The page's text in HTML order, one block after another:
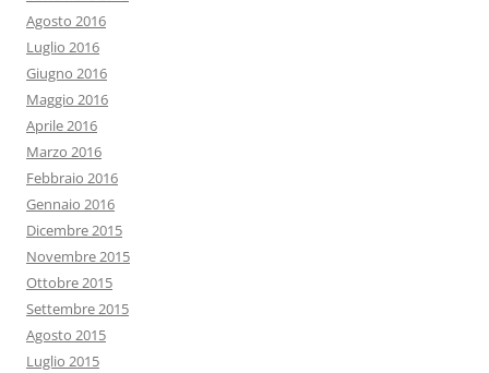
Agosto 2016
Luglio 2016
Giugno 2016
Maggio 2016
Aprile 2016
Marzo 2016
Febbraio 2016
Gennaio 2016
Dicembre 2015
Novembre 2015
Ottobre 2015
Settembre 2015
Agosto 2015
Luglio 2015